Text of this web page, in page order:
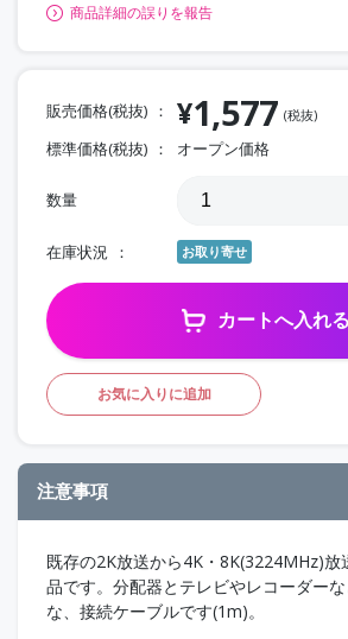
商品詳細の誤りを報告
販売価格(税抜) ¥1,577 (税抜)
標準価格(税抜) オープン価格
数量
在庫状況 お取り寄せ
カートへ入れる
お気に入りに追加
注意事項
既存の2K放送から4K・8K(3224MHz)放
品です。分配器とテレビやレコーダー
な、接続ケーブルです(1m)。